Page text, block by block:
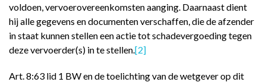
voldoen, vervoerovereenkomsten aanging. Daarnaast dient
hij alle gegevens en documenten verschaffen, die de afzender
in staat kunnen stellen een actie tot schadevergoeding tegen
deze vervoerder(s) in te stellen.[2]
Art. 8:63 lid 1 BW en de toelichting van de wetgever op dit